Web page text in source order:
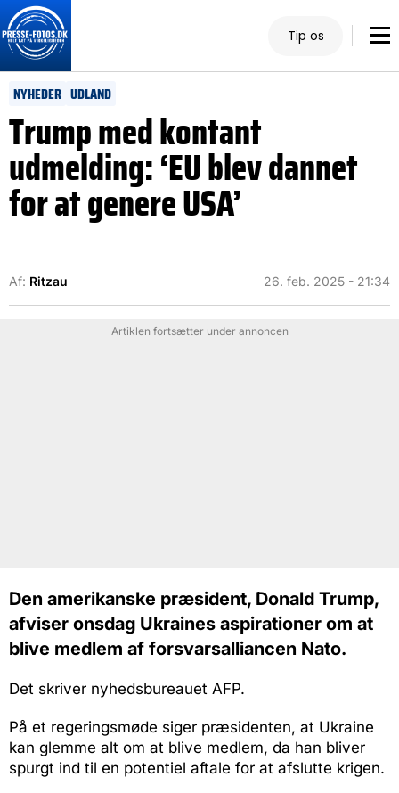
Tip os
NYHEDER UDLAND
Trump med kontant
udmelding: ‘EU blev dannet
for at genere USA’
Af: Ritzau 26. feb. 2025 - 21:34
Artiklen fortsætter under annoncen
Den amerikanske præsident, Donald Trump,
afviser onsdag Ukraines aspirationer om at
blive medlem af forsvarsalliancen Nato.
Det skriver nyhedsbureauet AFP.
På et regeringsmøde siger præsidenten, at Ukraine
kan glemme alt om at blive medlem, da han bliver
spurgt ind til en potentiel aftale for at afslutte krigen.